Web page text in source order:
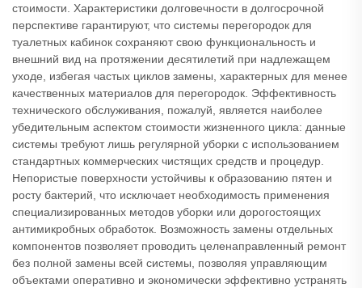
стоимости. Характеристики долговечности в долгосрочной
перспективе гарантируют, что системы перегородок для
туалетных кабинок сохраняют свою функциональность и
внешний вид на протяжении десятилетий при надлежащем
уходе, избегая частых циклов замены, характерных для менее
качественных материалов для перегородок. Эффективность
технического обслуживания, пожалуй, является наиболее
убедительным аспектом стоимости жизненного цикла: данные
системы требуют лишь регулярной уборки с использованием
стандартных коммерческих чистящих средств и процедур.
Непористые поверхности устойчивы к образованию пятен и
росту бактерий, что исключает необходимость применения
специализированных методов уборки или дорогостоящих
антимикробных обработок. Возможность замены отдельных
компонентов позволяет проводить целенаправленный ремонт
без полной замены всей системы, позволяя управляющим
объектами оперативно и экономически эффективно устранять